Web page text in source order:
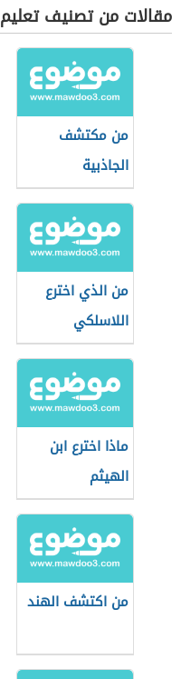
مقالات من تصنيف تعليم
من مكتشف
الجاذبية
من الذي اخترع
اللاسلكي
ماذا اخترع ابن
الهيثم
من اكتشف الهند